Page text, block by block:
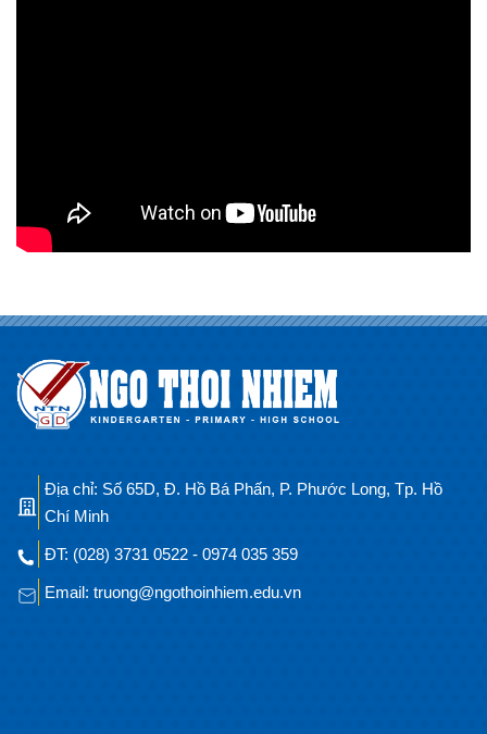
Địa chỉ: Số 65D, Đ. Hồ Bá Phấn, P. Phước Long, Tp. Hồ
Chí Minh
ĐT: (028) 3731 0522 - 0974 035 359
Email: truong@ngothoinhiem.edu.vn